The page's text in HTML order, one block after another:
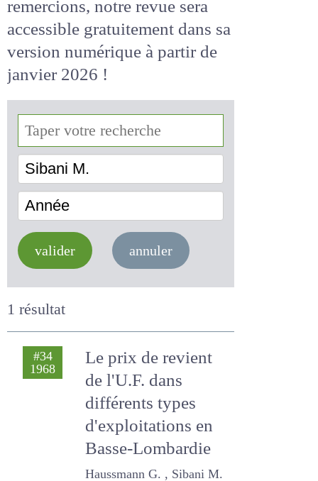
remercions, notre revue sera
accessiblegratuitementdans
sa version numérique
de janvier 2026 !
Sibani M.
valider annuler
1 résultat
#34
Le prix de revient
de l'U.F. dans
différents types
d'exploitations en
Basse-Lombardie